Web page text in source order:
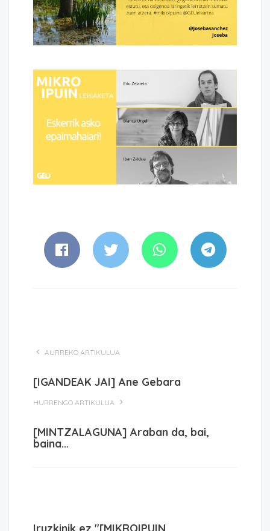
AURREKO ARTIKULUA
[IGANDEAK JAI] Ane Gebara
HURRENGO ARTIKULUA
[MINTZALAGUNA] Araban da, bai,
baina…